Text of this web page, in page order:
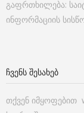
გაფრთხილება:
ინფორმაციის
ᲩᲕᲔᲜᲡ ᲨᲔᲡᲐᲮᲔᲑ
თქვენ იმყოფებით